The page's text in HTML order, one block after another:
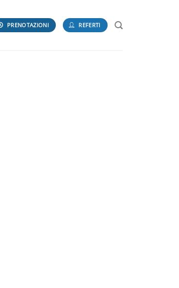
PRENOTAZIONI REFERTI